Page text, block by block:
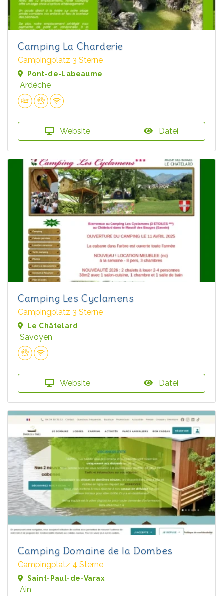
Camping La Charderie
Campingplatz 3 Sterne
Pont-de-Labeaume
Ardèche
Website Datei
Camping Les Cyclamens
Campingplatz 3 Sterne
Le Châtelard
Savoyen
Website Datei
Camping Domaine de la Dombes
Campingplatz 4 Sterne
Saint-Paul-de-Varax
Ain